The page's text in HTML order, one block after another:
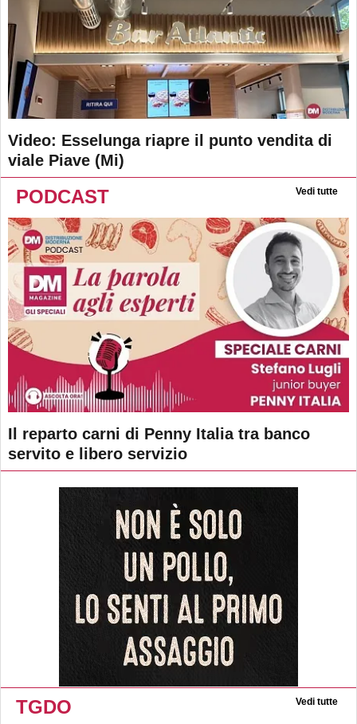
Video: Esselunga riapre il punto vendita di
viale Piave (Mi)
PODCAST Vedi tutte
Il reparto carni di Penny Italia tra banco
servito e libero servizio
TGDO Vedi tutte